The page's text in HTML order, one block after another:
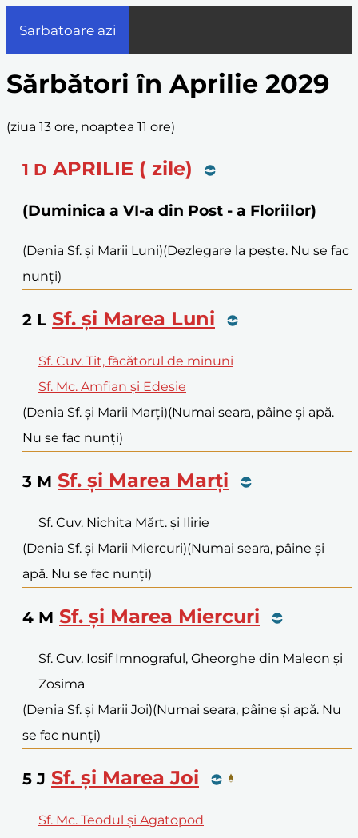
Sarbatoare azi
Sărbători în Aprilie 2029
(ziua 13 ore, noaptea 11 ore)
1 D APRILIE ( zile)
(Duminica a VI-a din Post - a Floriilor)
(Denia Sf. și Marii Luni)(Dezlegare la pește. Nu se fac
nunți)
2 L Sf. și Marea Luni
Sf. Cuv. Tit, făcătorul de minuni
Sf. Mc. Amfian și Edesie
(Denia Sf. și Marii Marți)(Numai seara, pâine și apă.
Nu se fac nunți)
3 M Sf. și Marea Marți
Sf. Cuv. Nichita Mărt. și Ilirie
(Denia Sf. și Marii Miercuri)(Numai seara, pâine și
apă. Nu se fac nunți)
4 M Sf. și Marea Miercuri
Sf. Cuv. Iosif Imnograful, Gheorghe din Maleon și
Zosima
(Denia Sf. și Marii Joi)(Numai seara, pâine și apă. Nu
se fac nunți)
5 J Sf. și Marea Joi
Sf. Mc. Teodul și Agatopod